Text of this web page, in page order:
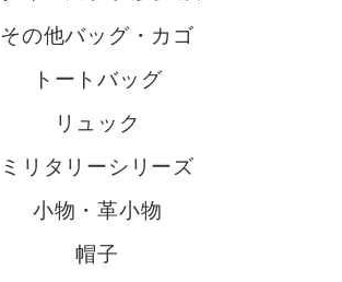
その他バッグ・カゴ
トートバッグ
リュック
ミリタリーシリーズ
小物・革小物
帽子